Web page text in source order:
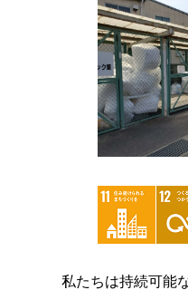
私たちは持続可能